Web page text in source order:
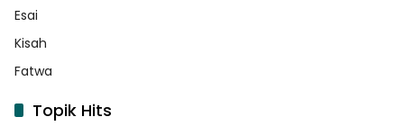
Esai
Kisah
Fatwa
Topik Hits